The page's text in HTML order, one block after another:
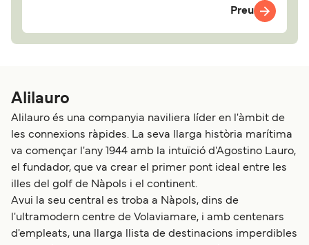
Preu
Alilauro
Alilauro és una companyia naviliera líder en l'àmbit de
les connexions ràpides. La seva llarga història marítima
va començar l'any 1944 amb la intuïció d'Agostino Lauro,
el fundador, que va crear el primer pont ideal entre les
illes del golf de Nàpols i el continent.
Avui la seu central es troba a Nàpols, dins de
l'ultramodern centre de Volaviamare, i amb centenars
d'empleats, una llarga llista de destinacions imperdibles